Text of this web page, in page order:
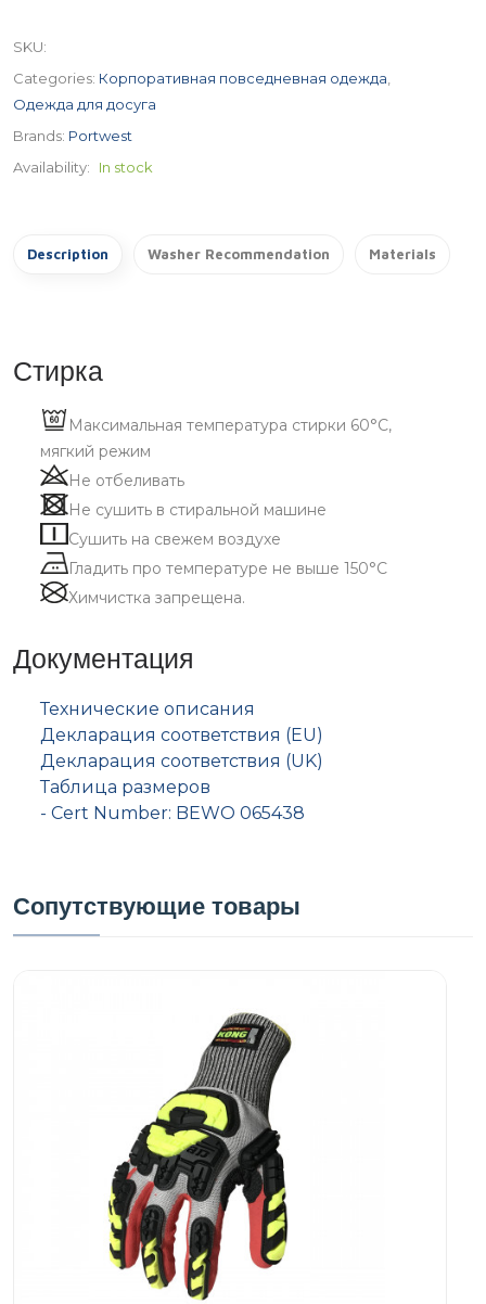
SKU:
Categories: Корпоративная повседневная одежда
Одежда для досуга
Brands: Portwest
Availability:
In stock
Description Washer Recommendation Materials
Стирка
Максимальная температура стирки 60°C,
мягкий режим
Не отбеливать
Не сушить в стиральной машине
Сушить на свежем воздухе
Гладить про температуре не выше 150°C
Химчистка запрещена.
Документация
Технические описания
Декларация соответствия (EU)
Декларация соответствия (UK)
Таблица размеров
- Cert Number: BEWO 065438
Сопутствующие товары